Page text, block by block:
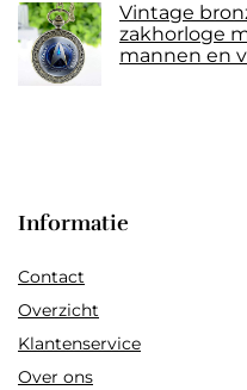
Vintage
zakhorloge
mannen en
Informatie
Contact
Overzicht
Klantenservice
Over ons